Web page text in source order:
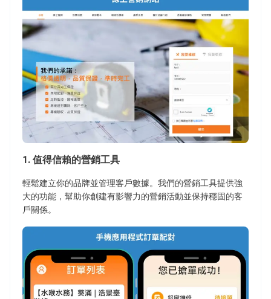
1.值得信賴的營銷工具
輕鬆建立你的品牌並管理客戶數據。我們的營銷工具提供強
大的功能，幫助你創建有影響力的營銷活動並保持穩固的客
戶關係。